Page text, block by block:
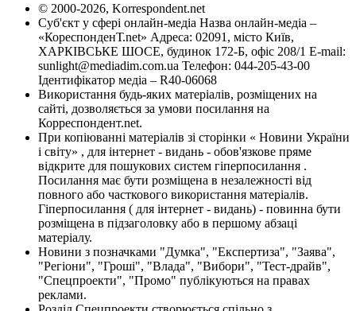
© 2000-2026, Korrespondent.net
Суб'єкт у сфері онлайн-медіа Назва онлайн-медіа –
«КореспонденТ.net» Адреса: 02091, місто Київ,
ХАРКІВСЬКЕ ШОСЕ, будинок 172-Б, офіс 208/1 E-mail:
sunlight@mediadim.com.ua Телефон: 044-205-43-00
Ідентифікатор медіа – R40-06068
Використання будь-яких матеріалів, розміщених на
сайті, дозволяється за умови посилання на
Корреспондент.net.
При копіюванні матеріалів зі сторінки « Новини України
і світу» , для інтернет - видань - обов'язкове пряме
відкрите для пошукових систем гіперпосилання .
Посилання має бути розміщена в незалежності від
повного або часткового використання матеріалів.
Гіперпосилання ( для інтернет - видань) - повинна бути
розміщена в підзаголовку або в першому абзаці
матеріалу.
Новини з позначками "Думка", "Експертиза", "Заява",
"Регіони", "Гроші", "Влада", "Вибори", "Тест-драйв",
"Спецпроекти", "Промо" публікуються на правах
реклами.